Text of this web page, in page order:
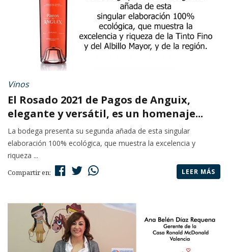
Vinos
El Rosado 2021 de Pagos de Anguix,
elegante y versátil, es un homenaje...
La bodega presenta su segunda añada de esta singular
elaboración 100% ecológica, que muestra la excelencia y
riqueza ...
Compartir en: LEER MÁS